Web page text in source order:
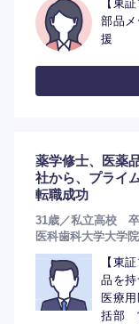
【東
部品
援
薬学修士、医薬
社から、プライ
転職成功
31歳／私立高校
医科歯科大学大学
【東
品を
医療
括部